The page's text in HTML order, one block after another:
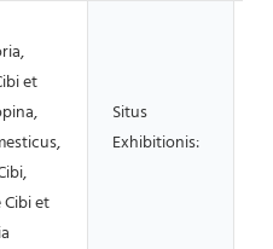
et
et
Situs
Exhibitionis: